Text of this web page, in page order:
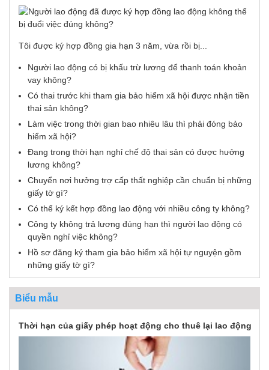
Tôi được ký hợp đồng gia hạn 3 năm, vừa rồi bị...
Người lao động có bị khấu trừ lương để thanh toán khoản
vay không?
Có thai trước khi tham gia bảo hiểm xã hội được nhận tiền
thai sản không?
Làm việc trong thời gian bao nhiêu lâu thì phải đóng bảo
hiểm xã hội?
Đang trong thời hạn nghỉ chế độ thai sản có được hưởng
lương không?
Chuyển nơi hưởng trợ cấp thất nghiệp cần chuẩn bị những
giấy tờ gì?
Có thể ký kết hợp đồng lao động với nhiều công ty không?
Công ty không trả lương đúng hạn thì người lao động có
quyền nghỉ việc không?
Hồ sơ đăng ký tham gia bảo hiểm xã hội tự nguyện gồm
những giấy tờ gì?
Biểu mẫu
Thời hạn của giấy phép hoạt động cho thuê lại lao động